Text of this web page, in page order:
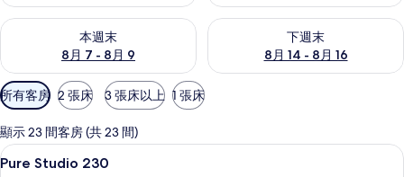
本週末
8月 7 - 8月 9
查看本週末 (8月 7 - 8月 9) 的供應情況
下週末
8月 14 - 8月 16
查看下週末 (8月 14 - 8月 16)
可
用
的
客
房
所有客房 2 張床 3 張床以上 1 張床
顯示 23 間客房 (共 23 間)
顯
Pure Studio 230 | 低過敏寢具、羽絨
6
Pure Studio 230